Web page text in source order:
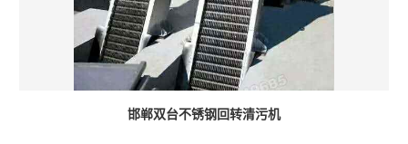
邯郸双台不锈钢回转清污机